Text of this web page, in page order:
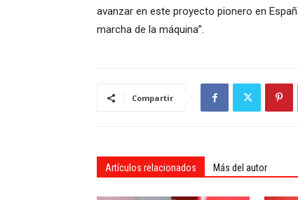
avanzar en este proyecto pionero en
marcha de la máquina”.
Compartir
Artículos relacionados Más del autor